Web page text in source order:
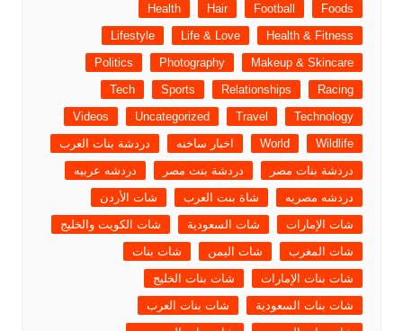
Foods
Football
Hair
Health
Health & Fitness
Life & Love
Lifestyle
Makeup & Skincare
Photography
Politics
Racing
Relationships
Sports
Tech
Technology
Travel
Uncategorized
Videos
Wildlife
World اخبار ساخنه
دردشة بنات العرب
دردشة بنات مصر
دردشة بنت مصر
دردشه عربيه
دردشه مصريه
شاة بنت العرب
شات الأردن
شات الإمارات
شات السعودية
شات الكويت والخليج
شات المغرب
شات اليمن
شات بنات
شات بنات الإمارات
شات بنات الخليج
شات بنات السعودية
شات بنات العرب